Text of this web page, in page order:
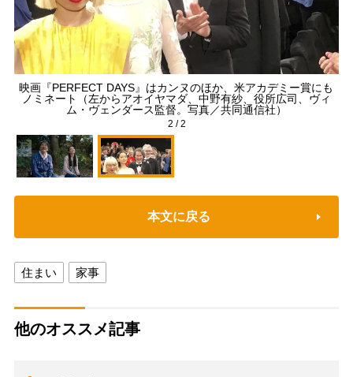
映画『PERFECT DAYS』はカンヌのほか、米アカデミー賞にも
ノミネート（左からアオイヤマダ、中野有紗、役所広司、ヴィ
ム・ヴェンダース監督。写真／共同通信社）
2 /2
本文に戻る
住まい 家事
他のオススメ記事